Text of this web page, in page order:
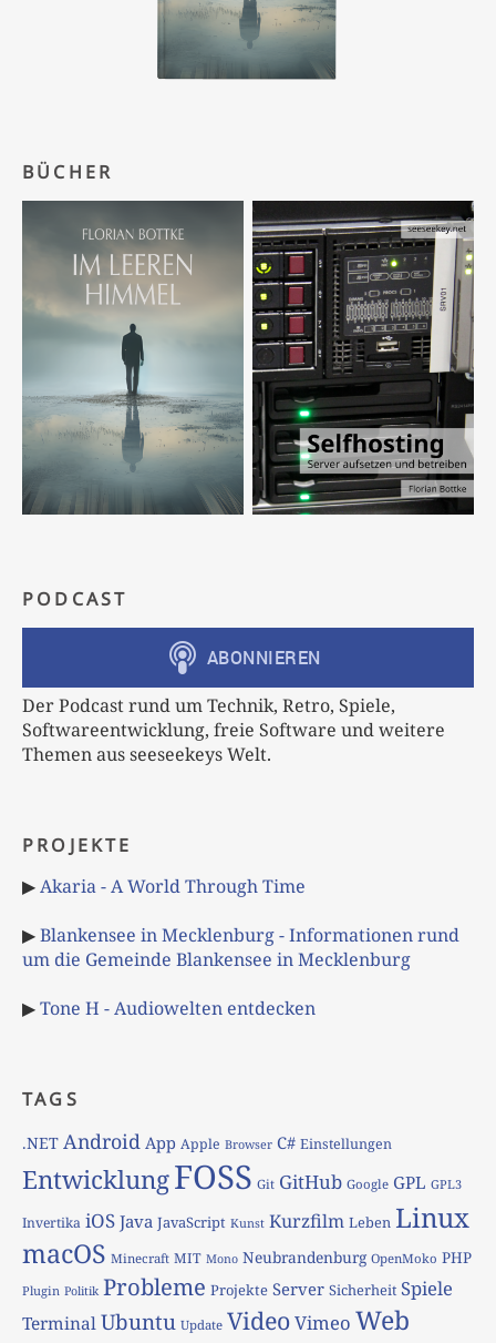
BÜCHER
PODCAST
Der Podcast rund um Technik, Retro, Spiele,
Softwareentwicklung, freie Software und weitere
Themen aus seeseekeys Welt.
PROJEKTE
▶Akaria - A World Through Time
▶Blankensee in Mecklenburg - Informationen rund
um die Gemeinde Blankensee in Mecklenburg
▶Tone H - Audiowelten entdecken
TAGS
.NET Android App Apple Browser C# Einstellungen
EntwicklungFOSS Git GitHub Google GPL GPL3
Invertika iOS Java JavaScript Kunst Kurzfilm Leben Linux
macOS Minecraft MIT Mono Neubrandenburg OpenMoko PHP
Plugin Politik Probleme Projekte Server Sicherheit Spiele
TerminalUbuntu Update VideoVimeo Web